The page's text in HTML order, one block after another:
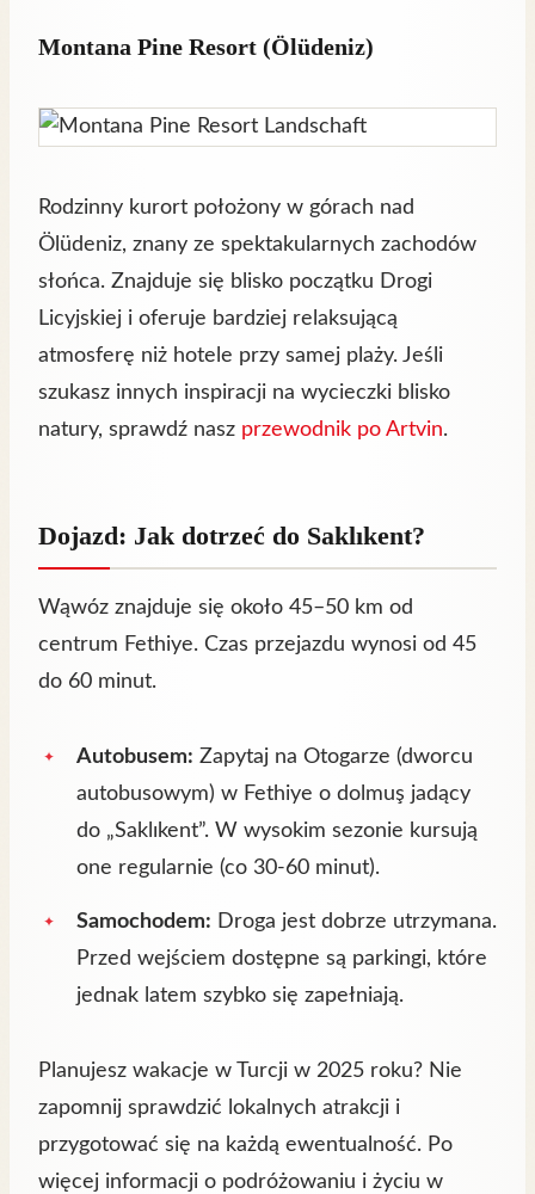
Montana Pine Resort (Ölüdeniz)
Rodzinny kurort położony w górach nad
Ölüdeniz, znany ze spektakularnych zachodów
słońca. Znajduje się blisko początku Drogi
Licyjskiej i oferuje bardziej relaksującą
atmosferę niż hotele przy samej plaży. Jeśli
szukasz innych inspiracji na wycieczki blisko
natury, sprawdź nasz przewodnik po Artvin.
Dojazd: Jak dotrzeć do Saklıkent?
Wąwóz znajduje się około 45–50 km od
centrum Fethiye. Czas przejazdu wynosi od 45
do 60 minut.
Autobusem: Zapytaj na Otogarze (dworcu
autobusowym) w Fethiye o dolmuş jadący
do „Saklıkent”. W wysokim sezonie kursują
one regularnie (co 30-60 minut).
Samochodem: Droga jest dobrze utrzymana.
Przed wejściem dostępne są parkingi, które
jednak latem szybko się zapełniają.
Planujesz wakacje w Turcji w 2025 roku? Nie
zapomnij sprawdzić lokalnych atrakcji i
przygotować się na każdą ewentualność. Po
więcej informacji o podróżowaniu i życiu w